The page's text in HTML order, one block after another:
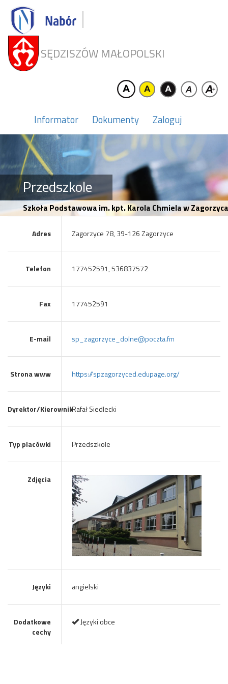
SĘDZISZÓW MAŁOPOLSKI
Informator Dokumenty Zaloguj
Przedszkole
Szkoła Podstawowa im. kpt. Karola Chmiela w
Adres Zagorzyce 78, 39-126 Zagorzyce
Telefon 177452591, 536837572
Fax 177452591
E-mail sp_zagorzyce_dolne@poczta.fm
Strona www https://spzagorzyced.edupage.org/
Dyrektor/KierownikRafał Siedlecki
Typ placówki Przedszkole
Zdjęcia
Języki angielski
Dodatkowe
cechy
Języki obce